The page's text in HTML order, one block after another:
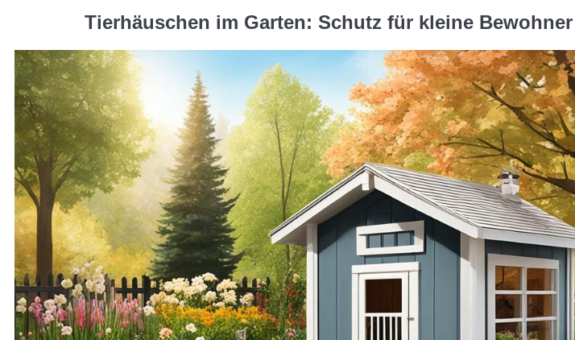
Tierhäuschen im Garten: Schutz für kleine Bewohner